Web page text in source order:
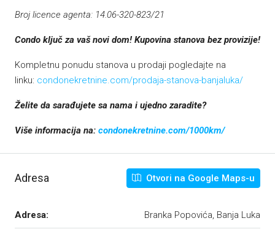
Broj licence agenta: 14.06-320-823/21
Condo ključ za vaš novi dom! Kupovina stanova bez provizije!
Kompletnu ponudu stanova u prodaji pogledajte na
linku: condonekretnine.com/prodaja-stanova-banjaluka/
Želite da sarađujete sa nama i ujedno zaradite?
Više informacija na: condonekretnine.com/1000km/
Adresa Otvori na Google Maps-u
Adresa: Branka Popovića, Banja Luka